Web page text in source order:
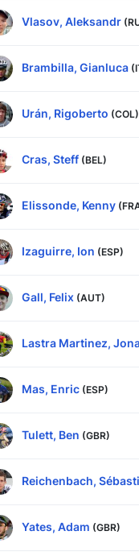
Vlasov, Aleksandr
Brambilla, Gianluca
Urán, Rigoberto (COL)
Cras, Steff (BEL)
Elissonde, Kenny
Izaguirre, Ion (ESP)
Gall, Felix (AUT)
Lastra Martinez,
Mas, Enric (ESP)
Tulett, Ben (GBR)
Reichenbach,
Yates, Adam (GBR)